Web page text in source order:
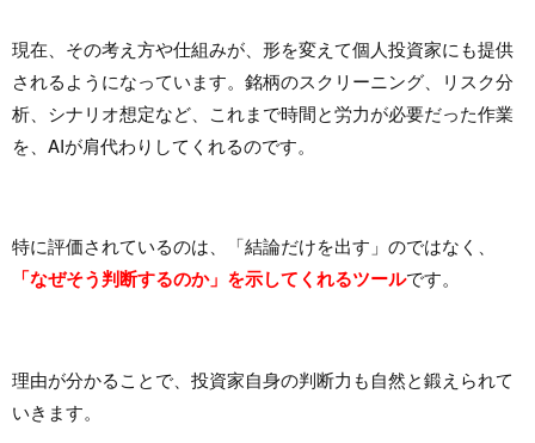
現在、その考え方や仕組みが、形を変えて個人投資家にも提供
されるようになっています。銘柄のスクリーニング、リスク分
析、シナリオ想定など、これまで時間と労力が必要だった作業
を、AIが肩代わりしてくれるのです。
特に評価されているのは、「結論だけを出す」のではなく、
「なぜそう判断するのか」を示してくれるツールです。
理由が分かることで、投資家自身の判断力も自然と鍛えられて
いきます。